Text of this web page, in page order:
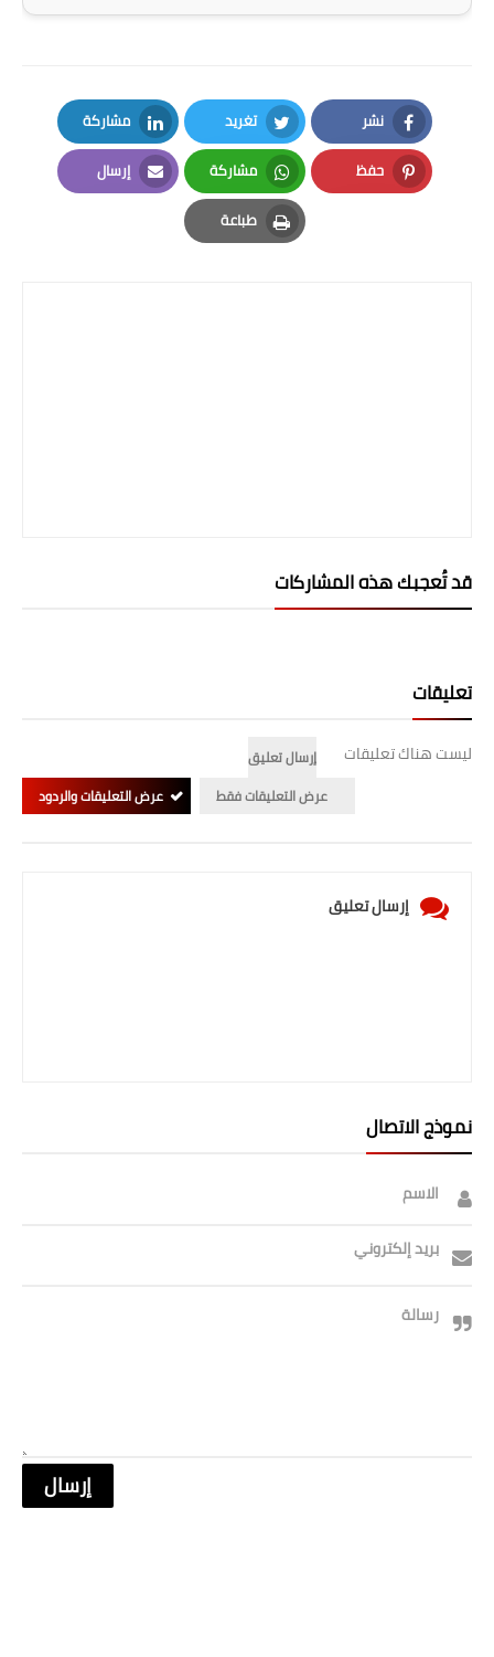
المرحلة الاعدادية
المرحلة الابتدائية
المرحلة المتوسطة
المرحلة الاعدادية
استمارة القبول المركزي
نشر
Facebook
تغريد
Twitter
مشاركة
LinkedIn
حفظ
Pinterest
مشاركة
Whatsapp
إرسال
Email
طباعة
Print
قد تُعجبك هذه المشاركات
تعليقات
ليست هناك تعليقات
إرسال تعليق
عرض التعليقات فقط
عرض التعليقات والردود
إرسال تعليق
نموذج الاتصال
الاسم
بريد إلكتروني
رسالة